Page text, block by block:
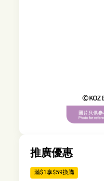
推廣優惠
滿$1享$59換購